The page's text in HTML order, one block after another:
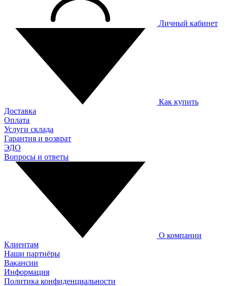
Личный кабинет
Как купить
Доставка
Оплата
Услуги склада
Гарантия и возврат
ЭДО
Вопросы и ответы
О компании
Клиентам
Наши партнёры
Вакансии
Информация
Политика конфиденциальности